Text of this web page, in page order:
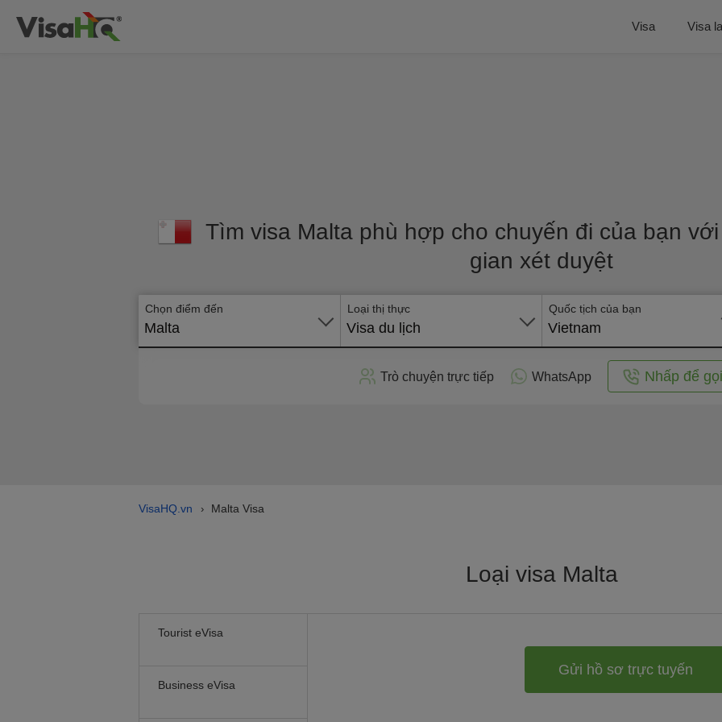
Visa Visa
Tìm visa Malta phù hợp cho chuyến đi của bạn
gian xét duyệt
Chọn điểm đến
Malta
Loại thị thực
Visa du lịch
Quốc tịch của bạn
Vietnam
Trò chuyện trực tiếp WhatsApp Nhấp để gọi
VisaHQ.vn › Malta Visa
Loại visa Malta
Tourist eVisa
Business eVisa
Gửi hồ sơ trực tuyến